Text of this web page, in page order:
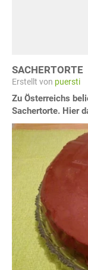
SACHERTORTE
Erstellt von puersti
Zu Österreichs
Sachertorte. Hier